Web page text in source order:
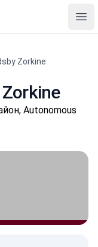
Zorkine
Autonomous